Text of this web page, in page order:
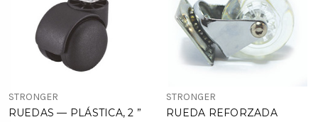
STRONGER
RUEDAS — PLÁSTICA, 2 ”
STRONGER
RUEDA REFORZADA